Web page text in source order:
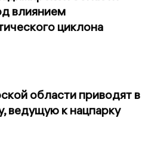
влиянием
циклона
области приводят в
ведущую к нацпарку